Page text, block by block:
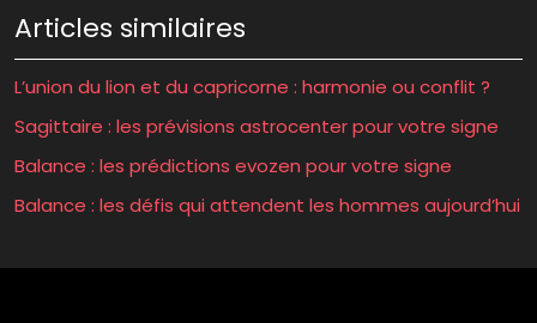
Articles similaires
L’union du lion et du capricorne : harmonie ou conflit ?
Sagittaire : les prévisions astrocenter pour votre signe
Balance : les prédictions evozen pour votre signe
Balance : les défis qui attendent les hommes aujourd’hui